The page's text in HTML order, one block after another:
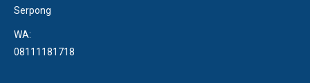
Serpong
WA:
08111181718